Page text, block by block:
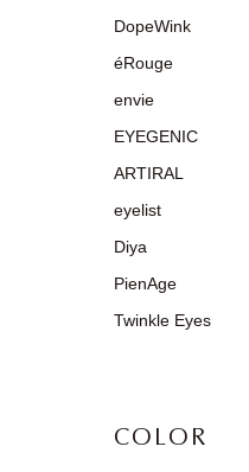
DopeWink
éRouge
envie
EYEGENIC
ARTIRAL
eyelist
Diya
PienAge
Twinkle Eyes
COLOR